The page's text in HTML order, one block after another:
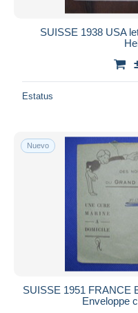
SUISSE 1938 USA
Estatus
Nuevo
SUISSE 1951 FRANCE
Enveloppe